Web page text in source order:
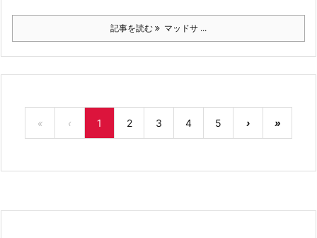
記事を読む マッドサ ...
« ‹ 1 2 3 4 5 › »